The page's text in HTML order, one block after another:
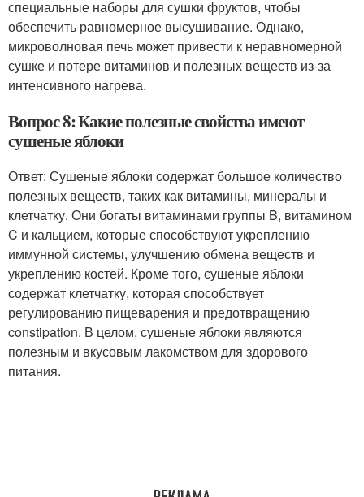
специальные наборы для сушки фруктов, чтобы
обеспечить равномерное высушивание. Однако,
микроволновая печь может привести к неравномерной
сушке и потере витаминов и полезных веществ из-за
интенсивного нагрева.
Вопрос 8: Какие полезные свойства имеют
сушеные яблоки
Ответ: Сушеные яблоки содержат большое количество
полезных веществ, таких как витамины, минералы и
клетчатку. Они богаты витаминами группы B, витамином
C и кальцием, которые способствуют укреплению
иммунной системы, улучшению обмена веществ и
укреплению костей. Кроме того, сушеные яблоки
содержат клетчатку, которая способствует
регулированию пищеварения и предотвращению
constipation. В целом, сушеные яблоки являются
полезным и вкусовым лакомством для здорового
питания.